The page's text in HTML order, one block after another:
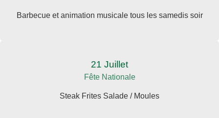
Barbecue et animation musicale tous les samedis soir
21 Juillet
Fête Nationale
Steak Frites Salade / Moules